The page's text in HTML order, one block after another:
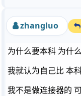
zhangluo
为什么要本科 为什
我就认为自己比 本
我不是做连接器的